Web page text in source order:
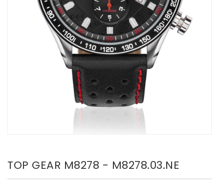
TOP GEAR M8278 - M8278.03.NE